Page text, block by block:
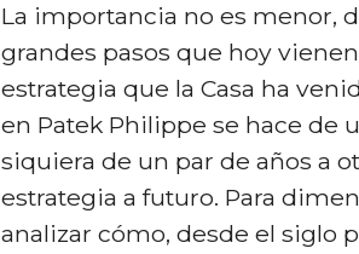
La importancia no es menor,
grandes pasos que hoy
estrategia que la Casa ha
en Patek Philippe se hace de
siquiera de un par de años a
estrategia a futuro. Para
analizar cómo, desde el siglo